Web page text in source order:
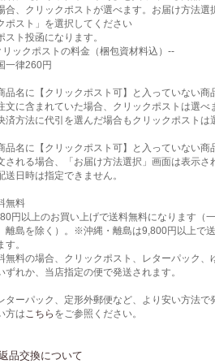
合、クリックポストが選べます。お届け方法選
ポスト」を選択してください
ト投函になります。
リックポストの料金（梱包資材料込）--
一律260円
名に【クリックポスト可】と入っていない商
文に含まれていた場合、クリックポストは選べ
方法に代引を選んだ場合もクリックポストは
名に【クリックポスト可】と入っていない商
される場合、「お届け方法選択」画面は表示さ
日時は指定できません。
無料
円以上のお買い上げで送料無料になります（
離島を除く）。※沖縄・離島は9,800円以上で
す。
無料の場合、クリックポスト、レターパック、
ずれか、当店指定の便で発送されます。
ーパック、定形外郵便など、より安い方法で
方は こちら をご参照ください。
品交換について